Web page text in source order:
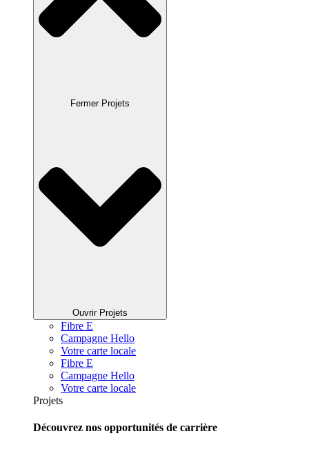
Fermer Projets
Ouvrir Projets
Fibre E
Campagne Hello
Votre carte locale
Fibre E
Campagne Hello
Votre carte locale
Projets
Découvrez nos opportunités de carrière